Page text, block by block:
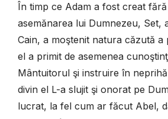
În timp ce Adam a fost creat
asemănarea lui Dumnezeu, Set,
Cain, a moştenit natura căzută a
el a primit de asemenea
Mântuitorul şi instruire în
divin el L-a slujit şi onorat pe
lucrat, la fel cum ar făcut Abel,